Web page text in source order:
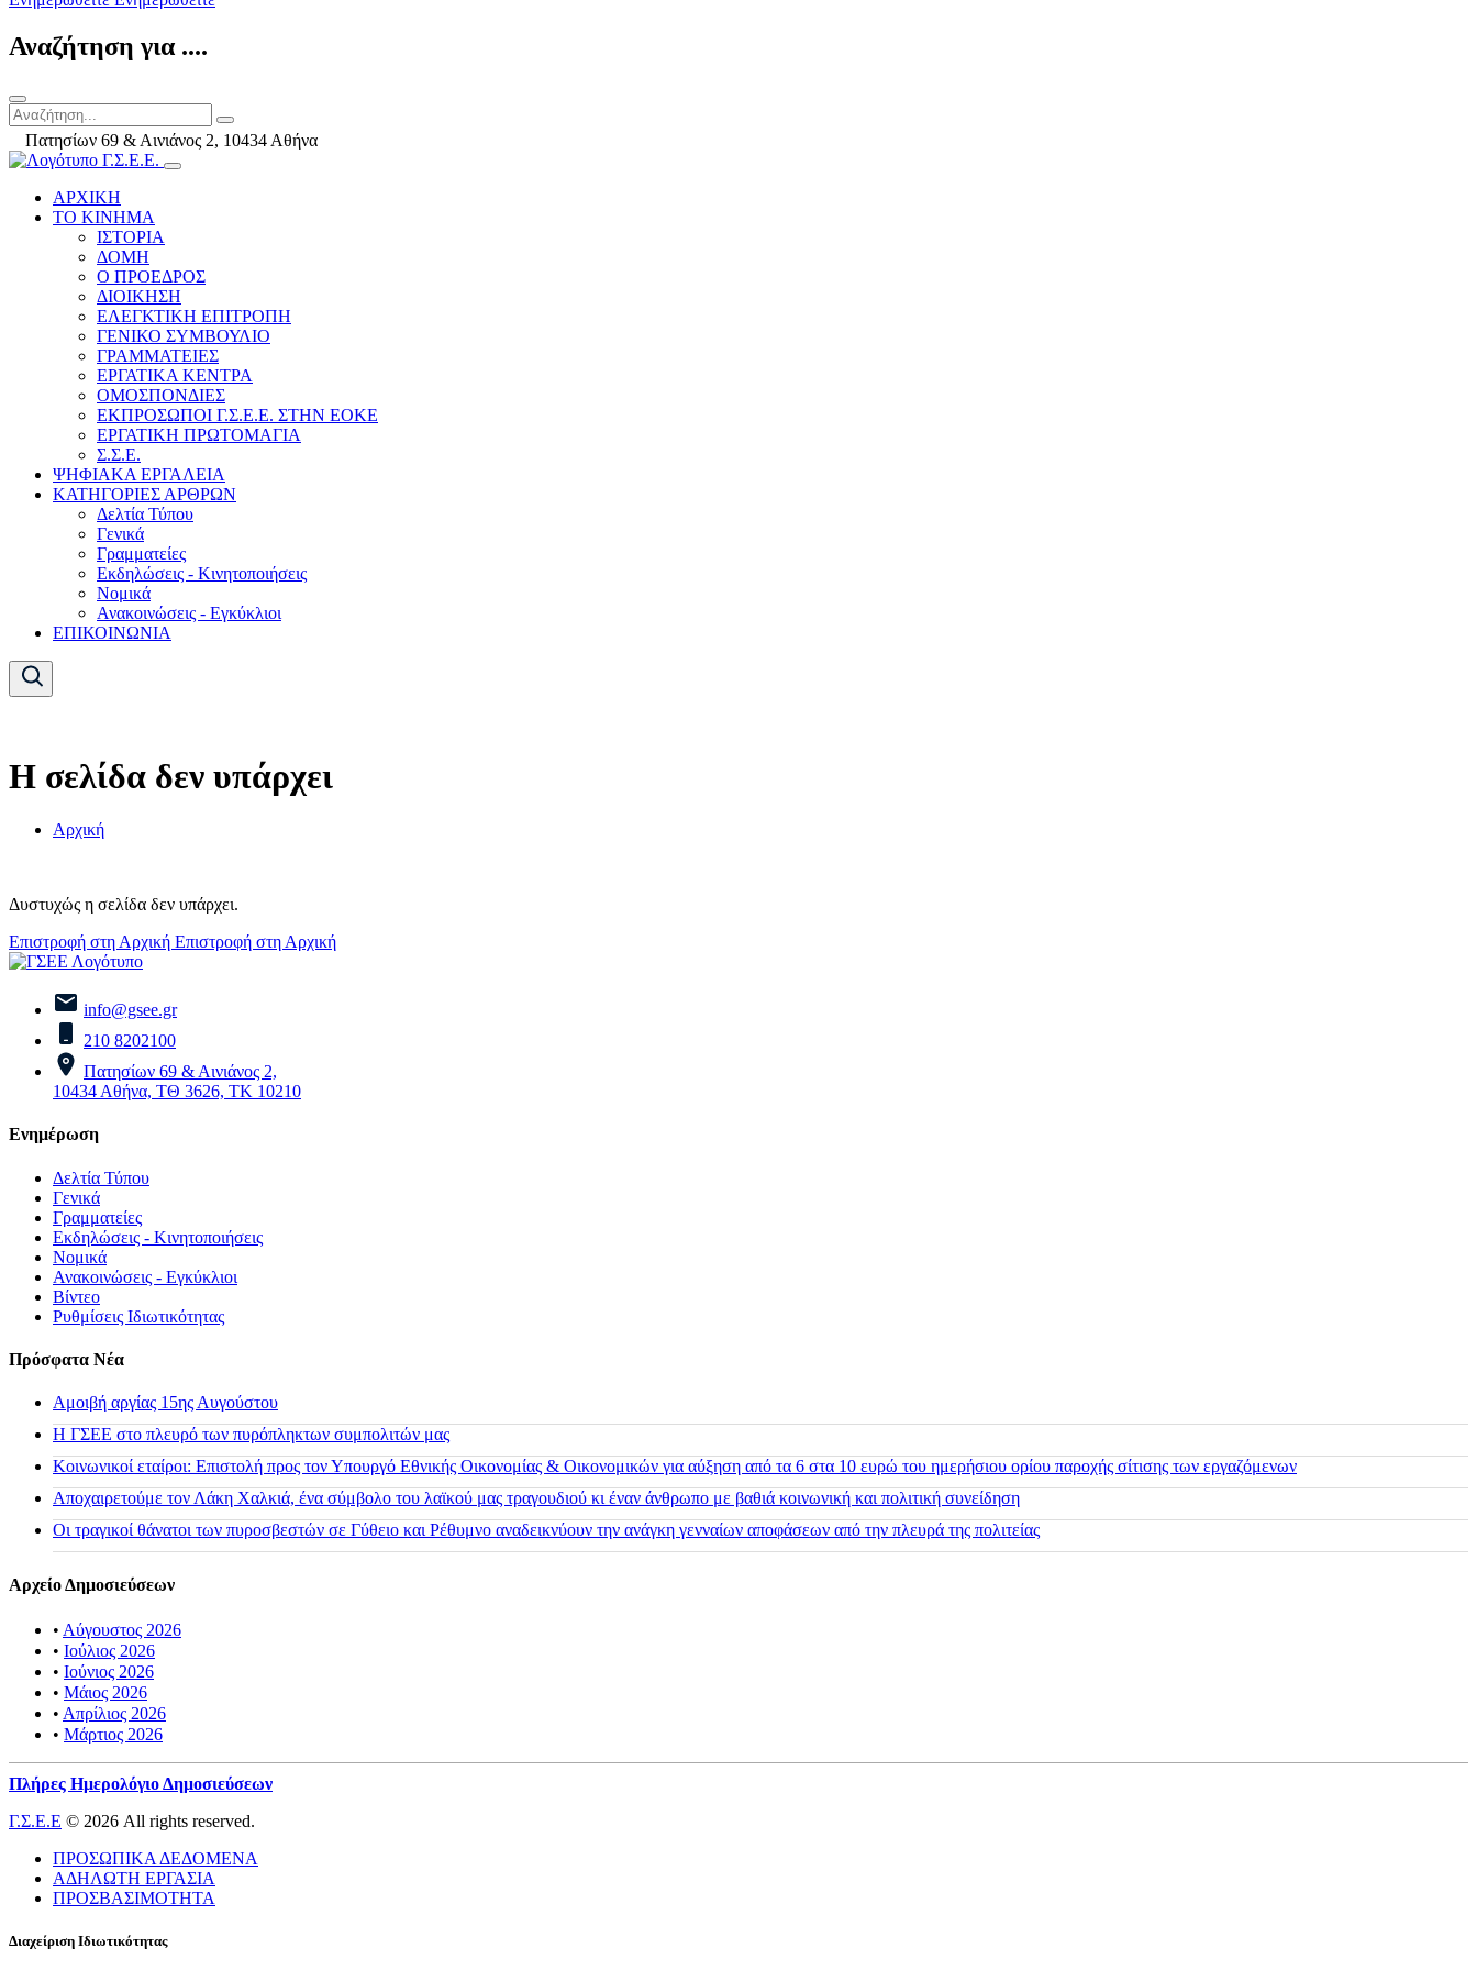
Αναζήτηση για ....
Πατησίων 69 & Αινιάνος 2, 10434 Αθήνα
ΑΡΧΙΚΗ
ΤΟ ΚΙΝΗΜΑ
ΙΣΤΟΡΙΑ
ΔΟΜΗ
Ο ΠΡΟΕΔΡΟΣ
ΔΙΟΙΚΗΣΗ
ΕΛΕΓΚΤΙΚΗ ΕΠΙΤΡΟΠΗ
ΓΕΝΙΚΟ ΣΥΜΒΟΥΛΙΟ
ΓΡΑΜΜΑΤΕΙΕΣ
ΕΡΓΑΤΙΚΑ ΚΕΝΤΡΑ
ΟΜΟΣΠΟΝΔΙΕΣ
ΕΚΠΡΟΣΩΠΟΙ Γ.Σ.Ε.Ε. ΣΤΗΝ ΕΟΚΕ
ΕΡΓΑΤΙΚΗ ΠΡΩΤΟΜΑΓΙΑ
Σ.Σ.Ε.
ΨΗΦΙΑΚΑ ΕΡΓΑΛΕΙΑ
ΚΑΤΗΓΟΡΙΕΣ ΑΡΘΡΩΝ
Δελτία Τύπου
Γενικά
Γραμματείες
Εκδηλώσεις - Κινητοποιήσεις
Νομικά
Ανακοινώσεις - Εγκύκλιοι
ΕΠΙΚΟΙΝΩΝΙΑ
Η σελίδα δεν υπάρχει
Αρχική
Δυστυχώς η σελίδα δεν υπάρχει.
Επιστροφή στη Αρχική Επιστροφή στη Αρχική
info@gsee.gr
210 8202100
Πατησίων 69 & Αινιάνος 2,
10434 Αθήνα, ΤΘ 3626, ΤΚ 10210
Ενημέρωση
Δελτία Τύπου
Γενικά
Γραμματείες
Εκδηλώσεις - Κινητοποιήσεις
Νομικά
Ανακοινώσεις - Εγκύκλιοι
Βίντεο
Ρυθμίσεις Ιδιωτικότητας
Πρόσφατα Νέα
Αμοιβή αργίας 15ης Αυγούστου
H ΓΣΕΕ στο πλευρό των πυρόπληκτων συμπολιτών μας
Κοινωνικοί εταίροι: Επιστολή προς τον Υπουργό Εθνικής Οικονομίας & Οικονομικών για αύξηση από τα 6 στα 10 ευρώ του ημερήσιου ορίου παροχής σίτισης των εργαζόμενων
Αποχαιρετούμε τον Λάκη Χαλκιά, ένα σύμβολο του λαϊκού μας τραγουδιού κι έναν άνθρωπο με βαθιά κοινωνική και πολιτική συνείδηση
Οι τραγικοί θάνατοι των πυροσβεστών σε Γύθειο και Ρέθυμνο αναδεικνύουν την ανάγκη γενναίων αποφάσεων από την πλευρά της πολιτείας
Αρχείο Δημοσιεύσεων
• Αύγουστος 2026
• Ιούλιος 2026
• Ιούνιος 2026
• Μάιος 2026
• Απρίλιος 2026
• Μάρτιος 2026
Πλήρες Ημερολόγιο Δημοσιεύσεων
Γ.Σ.Ε.Ε © 2026 All rights reserved.
ΠΡΟΣΩΠΙΚΑ ΔΕΔΟΜΕΝΑ
ΑΔΗΛΩΤΗ ΕΡΓΑΣΙΑ
ΠΡΟΣΒΑΣΙΜΟΤΗΤΑ
Διαχείριση Ιδιωτικότητας